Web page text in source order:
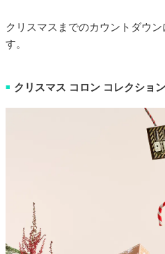
クリスマスまでのカウントダウ
す。
■ クリスマス コロン コレクション